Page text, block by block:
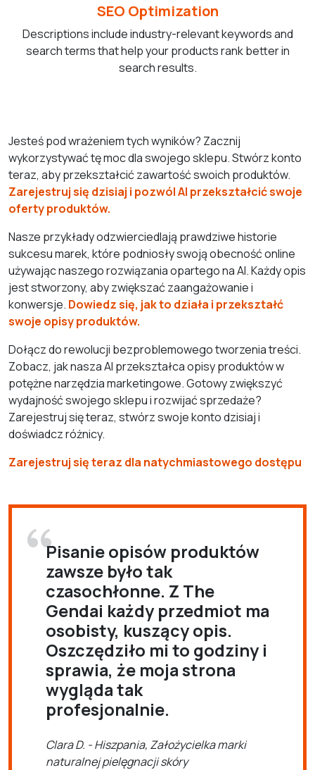
SEO Optimization
Descriptions include industry-relevant keywords and
search terms that help your products rank better in
search results.
Jesteś pod wrażeniem tych wyników? Zacznij
wykorzystywać tę moc dla swojego sklepu. Stwórz konto
teraz, aby przekształcić zawartość swoich produktów.
Zarejestruj się dzisiaj i pozwól AI przekształcić swoje
oferty produktów.
Nasze przykłady odzwierciedlają prawdziwe historie
sukcesu marek, które podniosły swoją obecność online
używając naszego rozwiązania opartego na AI. Każdy opis
jest stworzony, aby zwiększać zaangażowanie i
konwersje. Dowiedz się, jak to działa i przekształć
swoje opisy produktów.
Dołącz do rewolucji bezproblemowego tworzenia treści.
Zobacz, jak nasza AI przekształca opisy produktów w
potężne narzędzia marketingowe. Gotowy zwiększyć
wydajność swojego sklepu i rozwijać sprzedaże?
Zarejestruj się teraz, stwórz swoje konto dzisiaj i
doświadcz różnicy.
Zarejestruj się teraz dla natychmiastowego dostępu
Pisanie opisów produktów
zawsze było tak
czasochłonne. Z The
Gendai każdy przedmiot ma
osobisty, kuszący opis.
Oszczędziło mi to godziny i
sprawia, że moja strona
wygląda tak
profesjonalnie.
Clara D. - Hiszpania, Założycielka marki
naturalnej pielęgnacji skóry